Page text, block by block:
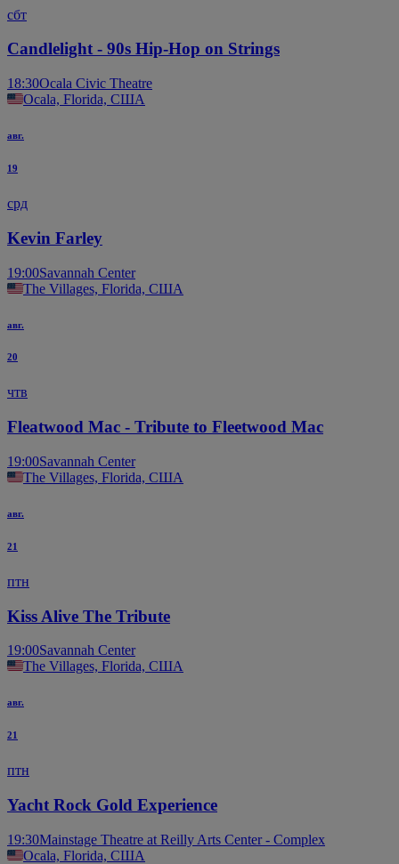
сбт
Candlelight - 90s Hip-Hop on Strings
18:30Ocala Civic Theatre
Ocala, Florida, США
авг.
19
срд
Kevin Farley
19:00Savannah Center
The Villages, Florida, США
авг.
20
чтв
Fleatwood Mac - Tribute to Fleetwood Mac
19:00Savannah Center
The Villages, Florida, США
авг.
21
птн
Kiss Alive The Tribute
19:00Savannah Center
The Villages, Florida, США
авг.
21
птн
Yacht Rock Gold Experience
19:30Mainstage Theatre at Reilly Arts Center - Complex
Ocala, Florida, США